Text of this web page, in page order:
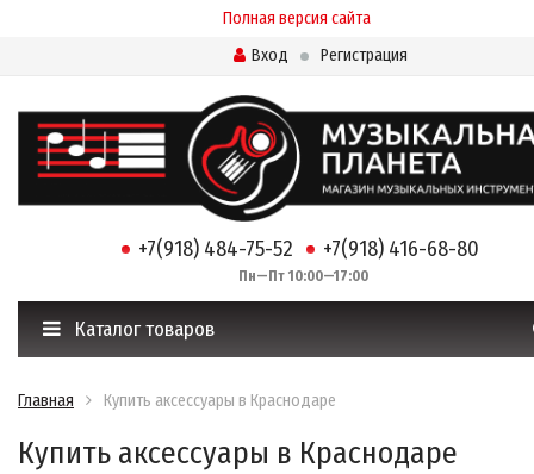
Полная версия сайта
Вход
Регистрация
+7(918) 484-75-52 +7(918) 416-68-80
Пн—Пт 10:00—17:00
Каталог товаров
Главная Купить аксессуары в Краснодаре
Купить аксессуары в Краснодаре